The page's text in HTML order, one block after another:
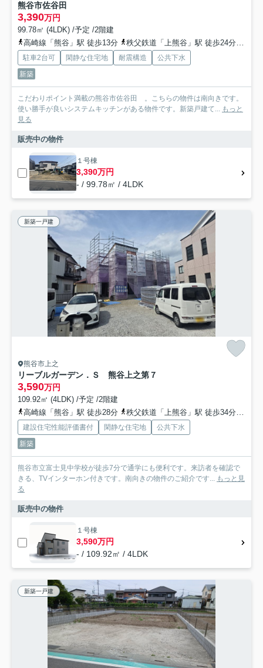
熊谷市佐谷田
3,390万円
99.78㎡ (4LDK) /予定 /2階建
高崎線「熊谷」駅 徒歩13分
秩父鉄道「上熊谷」駅 徒歩24分
駐車2台可 閑静な住宅地 耐震構造
公共下水
新築
こだわりポイント満載の熊谷市佐谷田 。こちらの物件は南向きです。
使い勝手が良いシステムキッチンがある物件です。新築戸建て... もっと
見る
販売中の物件
１号棟
3,390万円
- / 99.78㎡ / 4LDK
新築一戸建
熊谷市上之
リーブルガーデン．Ｓ 熊谷上之第７
3,590万円
109.92㎡ (4LDK) /予定 /2階建
高崎線「熊谷」駅 徒歩28分
秩父鉄道「上熊谷」駅 徒歩34分
建設住宅性能評価書付 閑静な住宅地
公共下水
新築
熊谷市立富士見中学校が徒歩7分で通学にも便利です。来訪者を確認で
きる、TVインターホン付きです。南向きの物件のご紹介です... もっと見
る
販売中の物件
１号棟
3,590万円
- / 109.92㎡ / 4LDK
新築一戸建